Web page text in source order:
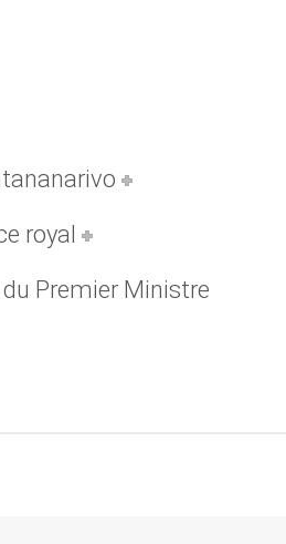
royal
Premier Ministre